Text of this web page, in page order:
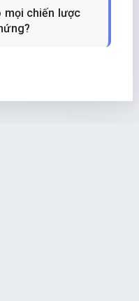
mọi chiến lược